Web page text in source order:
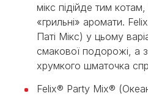
мікс підійде тим
«грильні» аромати.
Паті Мікс) у цьому
смакової подорожі, а
хрумкого шматочка
Felix® Party Mix®